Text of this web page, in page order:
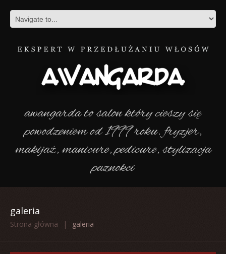
awangarda to salon który cieszy się
powodzeniem od 1999 roku. fryzjer,
makijaż, manicure, pedicure, stylizacja
paznokci
galeria
Strona główna galeria